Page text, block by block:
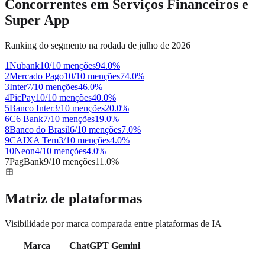
Concorrentes em Serviços Financeiros e
Super App
Ranking do segmento na rodada de julho de 2026
1Nubank10/10 menções94.0%
2Mercado Pago10/10 menções74.0%
3Inter7/10 menções46.0%
4PicPay10/10 menções40.0%
5Banco Inter3/10 menções20.0%
6C6 Bank7/10 menções19.0%
8Banco do Brasil6/10 menções7.0%
9CAIXA Tem3/10 menções4.0%
10Neon4/10 menções4.0%
7PagBank9/10 menções11.0%
Matriz de plataformas
Visibilidade por marca comparada entre plataformas de IA
Marca ChatGPT Gemini